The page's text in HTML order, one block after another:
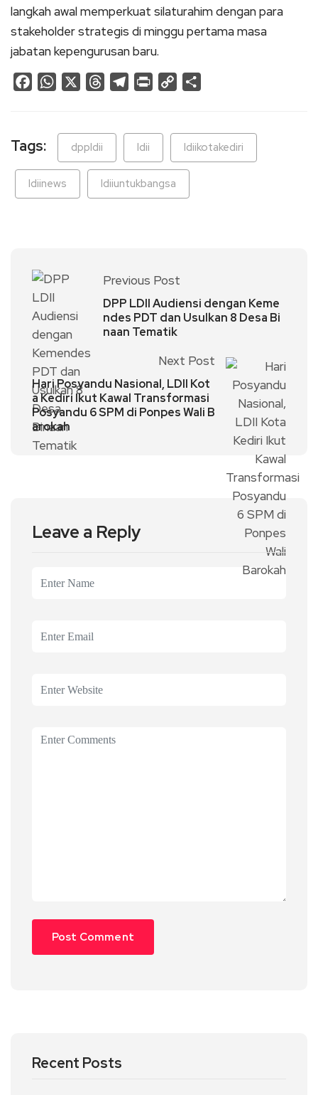
langkah awal memperkuat silaturahim dengan para
stakeholder strategis di minggu pertama masa
jabatan kepengurusan baru.
FacebookWhatsApp ThreadsTelegram
Print
Copy
Tags: dppldii ldii ldiikotakediri
ldiinews ldiiuntukbangsa
Previous Post
DPP LDII Audiensi dengan Keme
ndes PDT dan Usulkan 8 Desa Bi
naan Tematik
Next Post
Hari Posyandu Nasional, LDII Kot
a Kediri Ikut Kawal Transformasi
Posyandu 6 SPM di Ponpes Wali B
arokah
Leave a Reply
Recent Posts